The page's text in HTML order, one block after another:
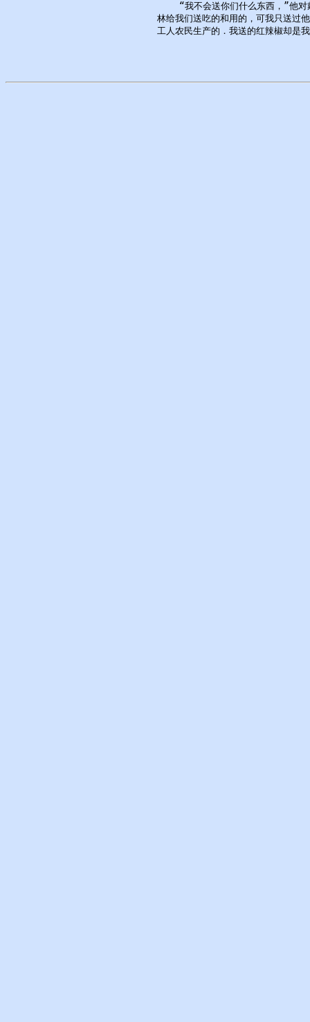
“我不会送你们什么东西，”他对
林给我们送吃的和用的，可我只送过
工人农民生产的．我送的红辣椒却是